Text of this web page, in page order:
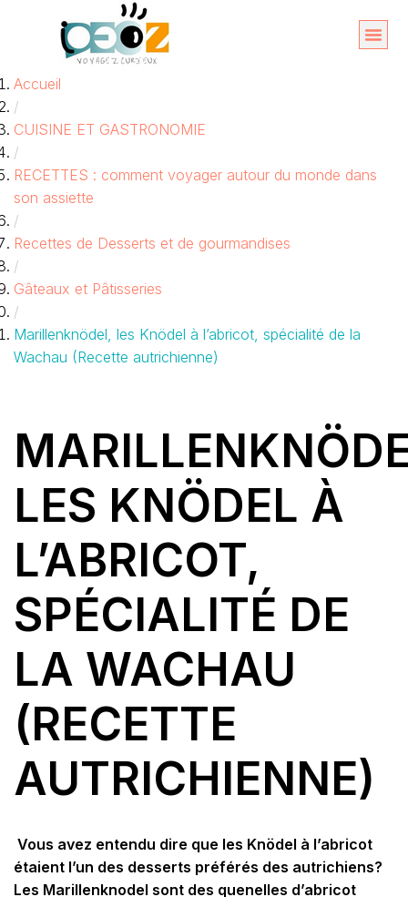
contenu
Accueil
/
CUISINE ET GASTRONOMIE
/
RECETTES : comment voyager autour du monde dans
son assiette
/
Recettes de Desserts et de gourmandises
/
Gâteaux et Pâtisseries
/
Marillenknödel, les Knödel à l’abricot, spécialité de la
Wachau (Recette autrichienne)
LES KNÖDEL À
L’ABRICOT,
SPÉCIALITÉ DE
LA WACHAU
(RECETTE
AUTRICHIENNE)
Vous avez entendu dire que les Knödel à l’abricot
étaient l’un des desserts préférés des autrichiens?
Les Marillenknodel sont des quenelles d’abricot